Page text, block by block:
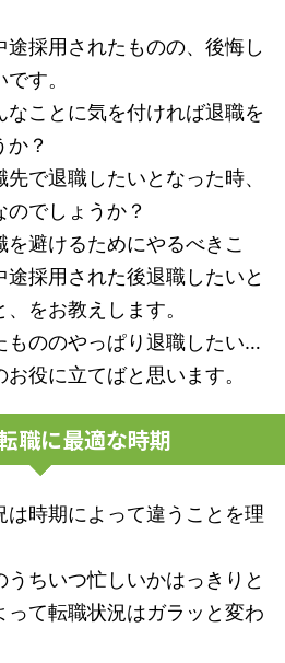
採用されたものの、後悔し
す。
なことに気を付ければ退職を
？
で退職したいとなった時、
でしょうか？
避けるためにやるべきこ
途採用された後退職したいと
をお教えします。
もののやっぱり退職したい…
役に立てばと思います。
職に最適な時期
時期によって違うことを理
ちいつ忙しいかはっきりと
って転職状況はガラッと変わ